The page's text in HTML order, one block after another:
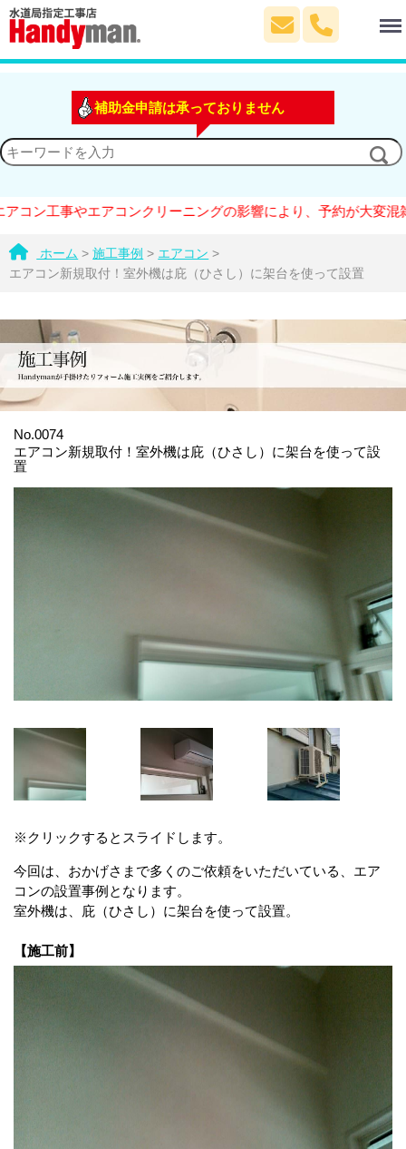
補助金申請は承っておりません
やエアコンクリーニングの影響により、予約が大変混雑してお
ホーム >施工事例 > エアコン >
エアコン新規取付！室外機は庇（ひさし）に架台を使って設置
No.0074
エアコン新規取付！室外機は庇（ひさし）に架台を使って設
置
※クリックするとスライドします。
今回は、おかげさまで多くのご依頼をいただいている、エア
コンの設置事例となります。
室外機は、庇（ひさし）に架台を使って設置。
【施工前】